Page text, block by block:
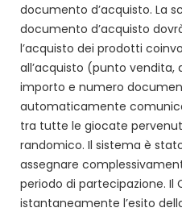
documento d’acquisto. La
documento d’acquisto
l’acquisto dei prodotti
all’acquisto (punto vendita,
importo e numero
automaticamente
tra tutte le giocate
randomico. Il sistema è
assegnare
periodo di partecipazione. Il
istantaneamente l’esito